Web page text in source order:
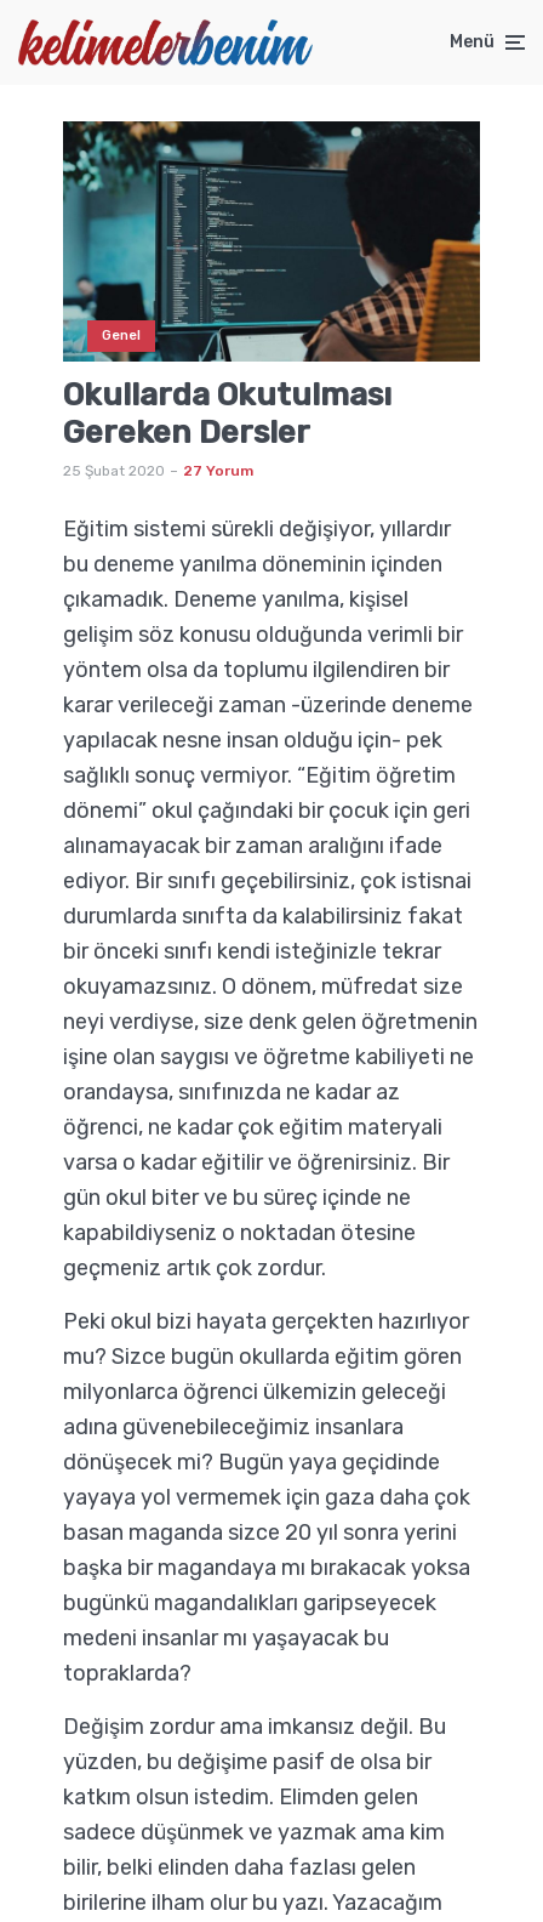
Menü
Genel
Okullarda Okutulması
Gereken Dersler
25 Şubat 2020 27 Yorum
Eğitim sistemi sürekli değişiyor, yıllardır
bu deneme yanılma döneminin içinden
çıkamadık. Deneme yanılma, kişisel
gelişim söz konusu olduğunda verimli bir
yöntem olsa da toplumu ilgilendiren bir
karar verileceği zaman -üzerinde deneme
yapılacak nesne insan olduğu için- pek
sağlıklı sonuç vermiyor. “Eğitim öğretim
dönemi” okul çağındaki bir çocuk için geri
alınamayacak bir zaman aralığını ifade
ediyor. Bir sınıfı geçebilirsiniz, çok istisnai
durumlarda sınıfta da kalabilirsiniz fakat
bir önceki sınıfı kendi isteğinizle tekrar
okuyamazsınız. O dönem, müfredat size
neyi verdiyse, size denk gelen öğretmenin
işine olan saygısı ve öğretme kabiliyeti ne
orandaysa, sınıfınızda ne kadar az
öğrenci, ne kadar çok eğitim materyali
varsa o kadar eğitilir ve öğrenirsiniz. Bir
gün okul biter ve bu süreç içinde ne
kapabildiyseniz o noktadan ötesine
geçmeniz artık çok zordur.
Peki okul bizi hayata gerçekten hazırlıyor
mu? Sizce bugün okullarda eğitim gören
milyonlarca öğrenci ülkemizin geleceği
adına güvenebileceğimiz insanlara
dönüşecek mi? Bugün yaya geçidinde
yayaya yol vermemek için gaza daha çok
basan maganda sizce 20 yıl sonra yerini
başka bir magandaya mı bırakacak yoksa
bugünkü magandalıkları garipseyecek
medeni insanlar mı yaşayacak bu
topraklarda?
Değişim zordur ama imkansız değil. Bu
yüzden, bu değişime pasif de olsa bir
katkım olsun istedim. Elimden gelen
sadece düşünmek ve yazmak ama kim
bilir, belki elinden daha fazlası gelen
birilerine ilham olur bu yazı. Yazacağım